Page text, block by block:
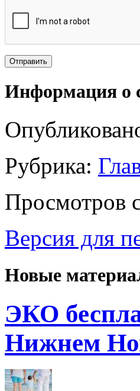
Информация о
Рубрика:
Просмотров
Версия для
Новые
ЭКО
Нижнем